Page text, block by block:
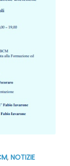
, NOTIZIE